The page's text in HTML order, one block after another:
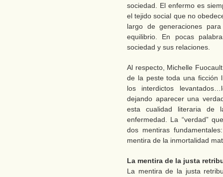
sociedad. El enfermo es
el tejido social que no
largo de generaciones
equilibrio. En pocas
sociedad y sus relaciones.
Al respecto, Michelle
de la peste toda una ficción
los interdictos
dejando aparecer una
esta cualidad literaria de
enfermedad. La “verdad”
dos mentiras
mentira de la inmortalidad
La mentira de la justa
La mentira de la justa